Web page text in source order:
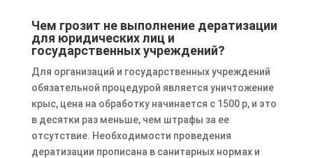
Чем грозит не выполнение дератизации
для юридических лиц и
государственных учреждений?
Для организаций и государственных учреждений
обязательной процедурой является уничтожение
крыс, цена на обработку начинается с 1500 р, и это
в десятки раз меньше, чем штрафы за ее
отсутствие. Необходимости проведения
дератизации прописана в санитарных нормах и